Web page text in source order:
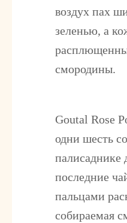
воздух пах
зеленью, а
смородины.
Goutal Rose
одни шесть
палисаднике
последние
пальцами
собираемая